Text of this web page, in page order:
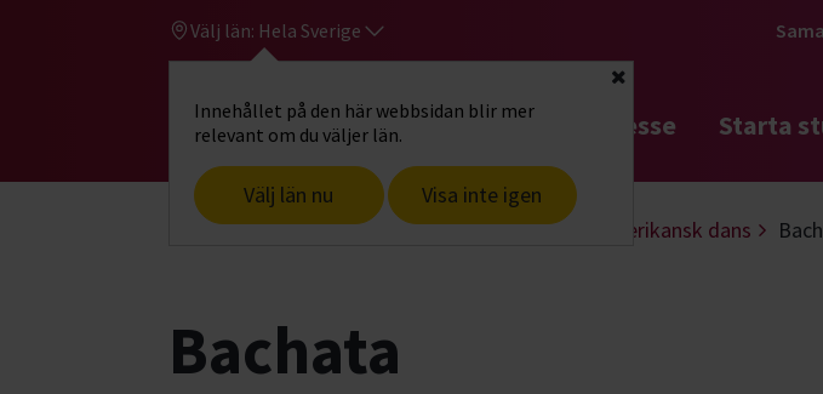
Välj län: Hela Sverige
Innehållet på den här webbsidan blir mer
relevant om du väljer län.
Välj län nu Visa inte igen
Stäng
Gå till studiefrämjandets startsidaHitta intresse Starta
Start Hitta intresse Dans & rörelse Latinamerikansk dans
Bachata